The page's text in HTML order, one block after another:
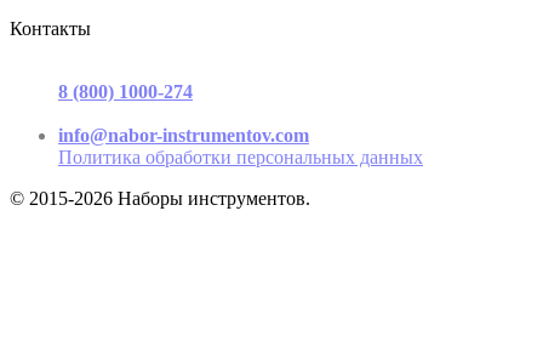
Контакты
8 (800) 1000-274
info@nabor-instrumentov.com
Политика обработки персональных данных
© 2015-2026 Наборы инструментов.